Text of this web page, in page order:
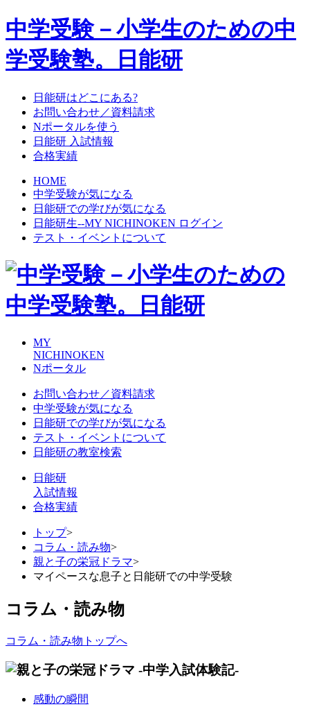
中学受験－小学生のための中
学受験塾。日能研
日能研はどこにある?
お問い合わせ／資料請求
Nポータルを使う
日能研 入試情報
合格実績
HOME
中学受験が気になる
日能研での学びが気になる
日能研生--MY NICHINOKEN ログイン
テスト・イベントについて
MY
NICHINOKEN
Nポータル
お問い合わせ／資料請求
中学受験が気になる
日能研での学びが気になる
テスト・イベントについて
日能研の教室検索
日能研
入試情報
合格実績
トップ>
コラム・読み物>
親と子の栄冠ドラマ>
マイペースな息子と日能研での中学受験
コラム・読み物
コラム・読み物トップへ
感動の瞬間